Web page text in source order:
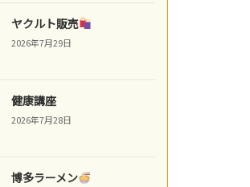
ヤクルト販売
2026年7月29日
健康講座
2026年7月28日
博多ラーメン